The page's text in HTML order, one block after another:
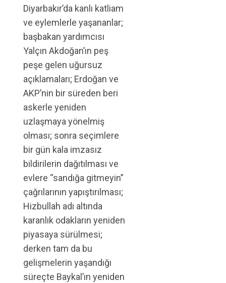
Diyarbakır’da kanlı katliam
ve eylemlerle yaşananlar;
başbakan yardımcısı
Yalçın Akdoğan’ın peş
peşe gelen uğursuz
açıklamaları; Erdoğan ve
AKP’nin bir süreden beri
askerle yeniden
uzlaşmaya yönelmiş
olması; sonra seçimlere
bir gün kala imzasız
bildirilerin dağıtılması ve
evlere “sandığa gitmeyin”
çağrılarının yapıştırılması;
Hizbullah adı altında
karanlık odakların yeniden
piyasaya sürülmesi;
derken tam da bu
gelişmelerin yaşandığı
süreçte Baykal’ın yeniden